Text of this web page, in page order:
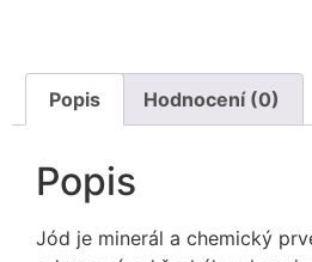
Popis Hodnocení (0)
Popis
Jód je minerál a chemický